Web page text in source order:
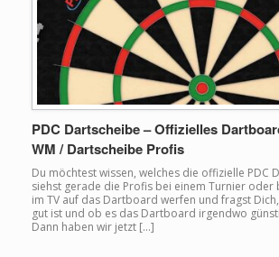
PDC Dartscheibe – Offizielles
WM / Dartscheibe Profis
Du möchtest wissen, welches die offizielle PDC
siehst gerade die Profis bei einem Turnier oder
im TV auf das Dartboard werfen und fragst
gut ist und ob es das Dartboard irgendwo
Dann haben wir jetzt […]